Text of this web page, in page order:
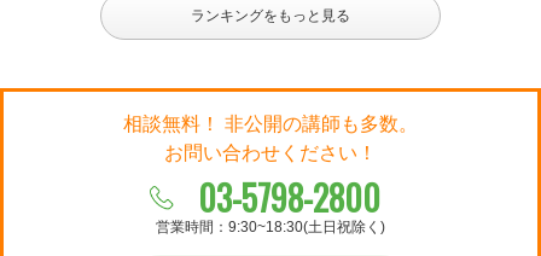
ランキングをもっと見る
相談無料！ 非公開の講師も多数。
お問い合わせください！
03-5798-2800
営業時間：9:30~18:30(土日祝除く)